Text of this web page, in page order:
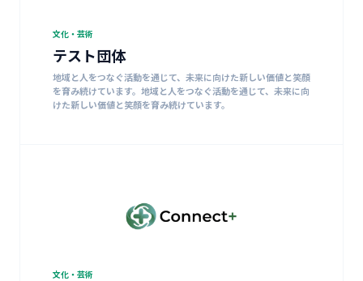
文化・芸術
テスト団体
地域と人をつなぐ活動を通じて、未来に向けた新しい価値と笑顔
を育み続けています。地域と人をつなぐ活動を通じて、未来に向
けた新しい価値と笑顔を育み続けています。
文化・芸術